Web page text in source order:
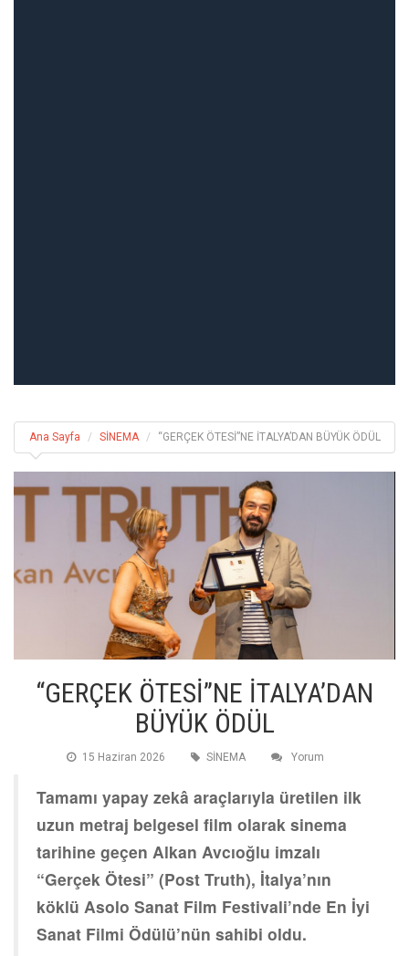
Ana Sayfa SİNEMA “GERÇEK ÖTESİ”NE İTALYA’DAN BÜYÜK ÖDÜL
“GERÇEK ÖTESİ”NE İTALYA’DAN
BÜYÜK ÖDÜL
15 Haziran 2026 SİNEMA Yorum
Tamamı yapay zekâ araçlarıyla üretilen ilk
uzun metraj belgesel film olarak sinema
tarihine geçen Alkan Avcıoğlu imzalı
“Gerçek Ötesi” (Post Truth), İtalya’nın
köklü Asolo Sanat Film Festivali’nde En İyi
Sanat Filmi Ödülü’nün sahibi oldu.